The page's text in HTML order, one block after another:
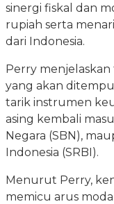
sinergi fiskal dan
rupiah serta
dari Indonesia.
Perry
yang akan
tarik instrumen
asing kembali
Negara (SBN),
Indonesia (SRBI).
Menurut Perry,
memicu arus